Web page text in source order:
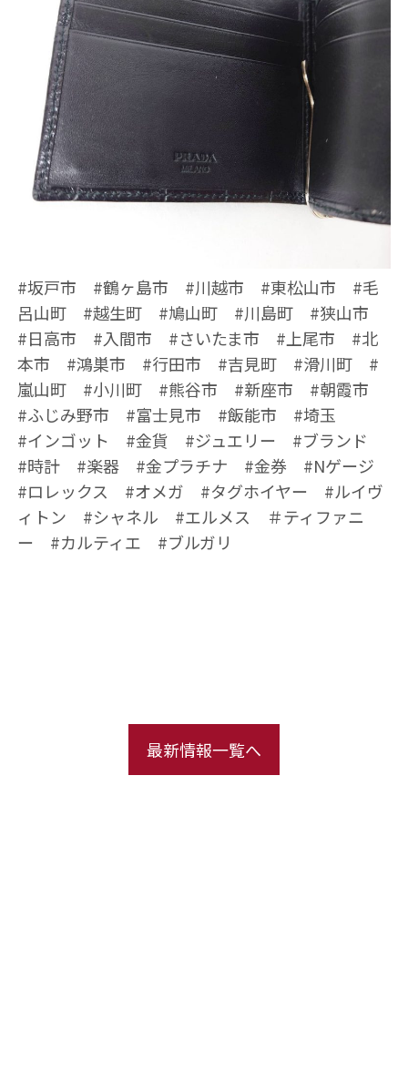
#坂戸市 #鶴ヶ島市 #川越市 #東松山市 #毛
呂山町 #越生町 #鳩山町 #川島町 #狭山市
#日高市 #入間市 #さいたま市 #上尾市 #北
本市 #鴻巣市 #行田市 #吉見町 #滑川町 #
嵐山町 #小川町 #熊谷市 #新座市 #朝霞市
#ふじみ野市 #富士見市 #飯能市 #埼玉
#インゴット #金貨 #ジュエリー #ブランド
#時計 #楽器 #金プラチナ #金券 #Nゲージ
#ロレックス #オメガ #タグホイヤー #ルイヴ
ィトン #シャネル #エルメス ＃ティファニ
ー #カルティエ #ブルガリ
最新情報一覧へ